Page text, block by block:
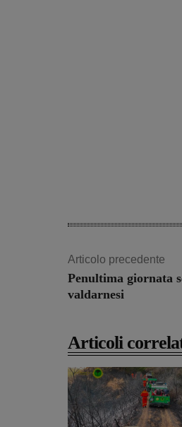
Articolo precedente
Penultima giornata
valdarnesi
Articoli